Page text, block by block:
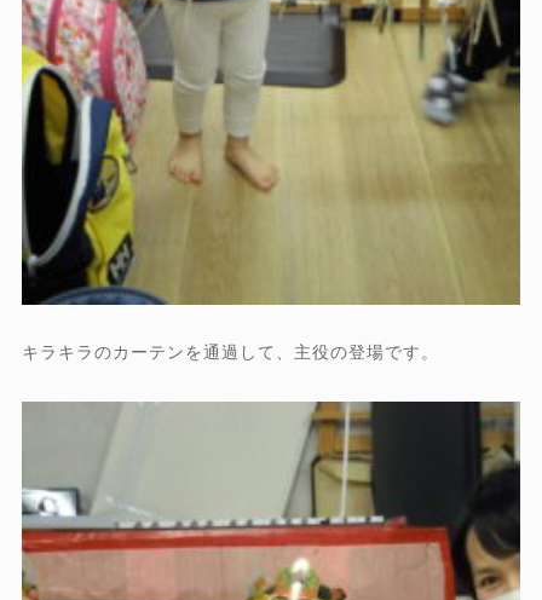
キラキラのカーテンを通過して、主役の登場です。